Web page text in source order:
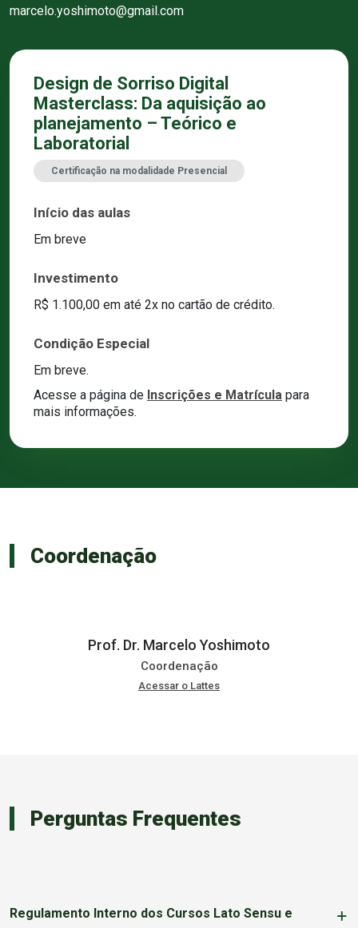
marcelo.yoshimoto@gmail.com
Design de Sorriso Digital
Masterclass: Da aquisição ao
planejamento – Teórico e
Laboratorial
Certificação na modalidade Presencial
Início das aulas
Em breve
Investimento
R$ 1.100,00 em até 2x no cartão de crédito.
Condição Especial
Em breve.
Acesse a página de Inscrições e Matrícula para
mais informações.
Coordenação
Prof. Dr. Marcelo Yoshimoto
Coordenação
Acessar o Lattes
Perguntas Frequentes
Regulamento Interno dos Cursos Lato Sensu e